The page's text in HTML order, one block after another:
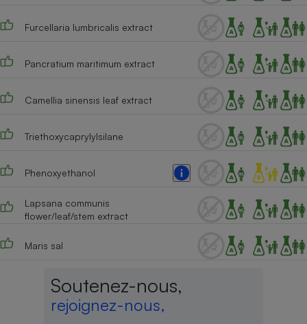
Furcellaria lumbricalis extract
Pancratium maritimum extract
Camellia sinensis leaf extract
Triethoxycaprylylsilane
Phenoxyethanol
Lapsana communis
flower/leaf/stem extract
Maris sal
Soutenez-nous,
rejoignez-nous,